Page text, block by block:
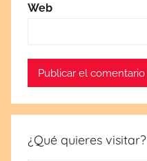
Web
¿Qué quieres visitar?